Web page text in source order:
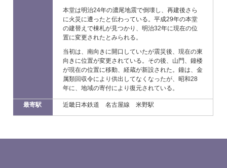
本堂は明治24年の濃尾地震で倒壊し、再建後さら
に火災に遭ったと伝わっている。平成29年の本堂
の建替えで棟札が見つかり、明治32年に現在の位
置に変更されたとみられる。
当初は、南向きに開口していたが震災後、現在の東
向きに位置が変更されている。その後、山門、鐘楼
が現在の位置に移動、経蔵が新設された。鐘は、金
属類回収令により供出してなくなったが、昭和28
年に、地域の寄付により復元されている。
最寄駅 近畿日本鉄道 名古屋線 米野駅